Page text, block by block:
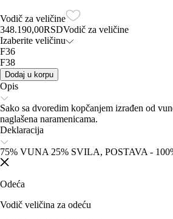
Vodič za veličine
348.190,00RSDVodič za veličine
Izaberite veličinu
F36
F38
Dodaj u korpu
Opis
Sako sa dvoredim kopčanjem izrađen od
naglašena naramenicama.
Deklaracija
75% VUNA 25% SVILA, POSTAVA -
Odeća
Vodič veličina za odeću